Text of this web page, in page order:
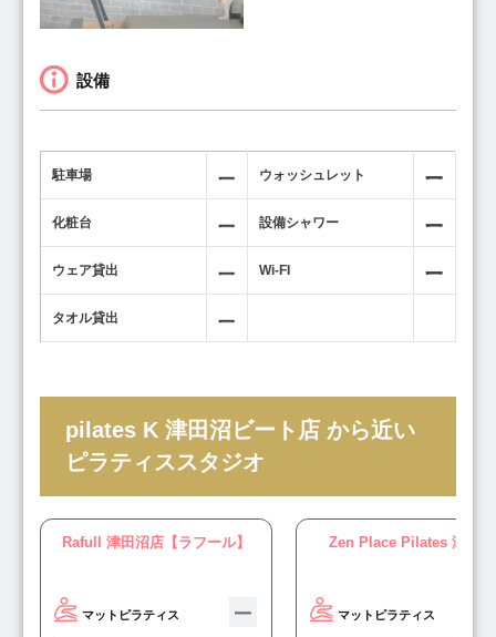
設備
駐車場 ウォッシュレット
化粧台 設備シャワー
ウェア貸出 Wi-FI
タオル貸出
pilates K 津田沼ビート店 から近い
ピラティススタジオ
Rafull 津田沼店【ラフール】
マットピラティス
Zen Place Pilates 津田沼
マットピラティス